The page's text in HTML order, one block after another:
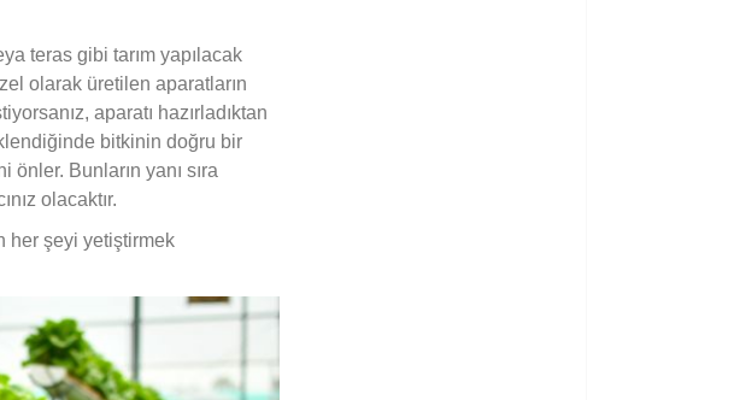
teras gibi tarım yapılacak
olarak üretilen aparatların
aparatı hazırladıktan
bitkinin doğru bir
Bunların yanı sıra
olacaktır.
her şeyi yetiştirmek